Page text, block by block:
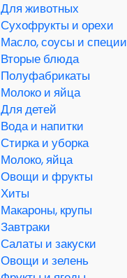
Для животных
Сухофрукты и орехи
Масло, соусы и специи
Вторые блюда
Полуфабрикаты
Молоко и яйца
Для детей
Вода и напитки
Стирка и уборка
Молоко, яйца
Овощи и фрукты
Хиты
Макароны, крупы
Завтраки
Салаты и закуски
Овощи и зелень